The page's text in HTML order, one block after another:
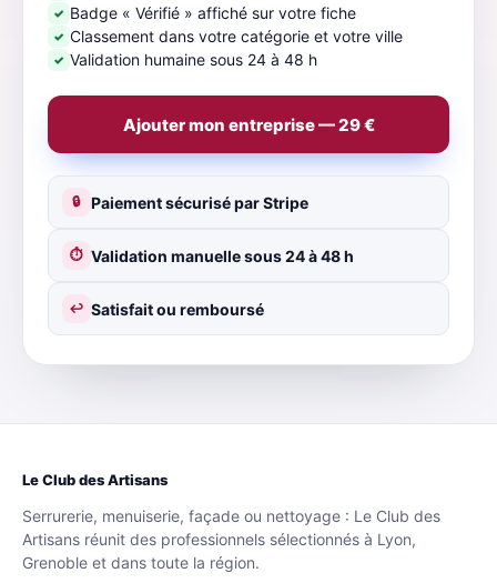
✓ Badge « Vérifié » affiché sur votre fiche
✓ Classement dans votre catégorie et votre ville
✓ Validation humaine sous 24 à 48 h
Ajouter mon entreprise — 29 €
🔒 Paiement sécurisé par Stripe
⏱ Validation manuelle sous 24 à 48 h
↩ Satisfait ou remboursé
Le Club des Artisans
Serrurerie, menuiserie, façade ou nettoyage : Le Club des
Artisans réunit des professionnels sélectionnés à Lyon,
Grenoble et dans toute la région.